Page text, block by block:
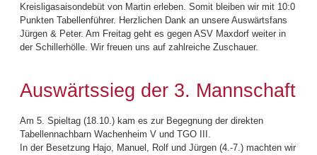
Kreisligasaisondebüt von Martin erleben. Somit bleiben wir mit 10:0
Punkten Tabellenführer. Herzlichen Dank an unsere Auswärtsfans
Jürgen & Peter. Am Freitag geht es gegen ASV Maxdorf weiter in
der Schillerhölle. Wir freuen uns auf zahlreiche Zuschauer.
Auswärtssieg der 3. Mannschaft
Am 5. Spieltag (18.10.) kam es zur Begegnung der direkten
Tabellennachbarn Wachenheim V und TGO III.
In der Besetzung Hajo, Manuel, Rolf und Jürgen (4.-7.) machten wir